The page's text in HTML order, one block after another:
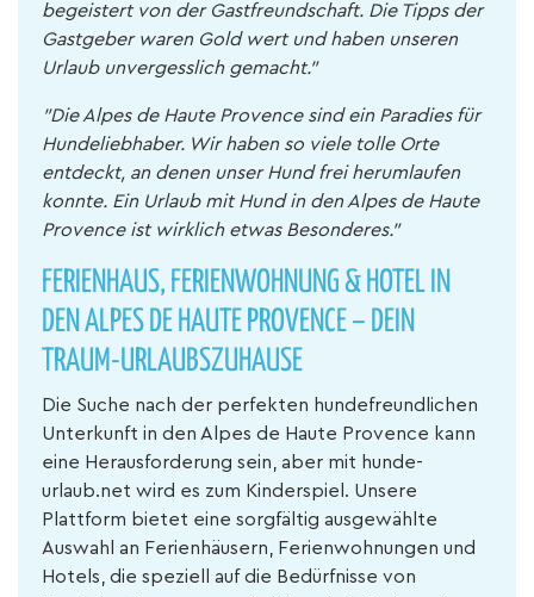
begeistert von der Gastfreundschaft. Die Tipps der
Gastgeber waren Gold wert und haben unseren
Urlaub unvergesslich gemacht."
"Die Alpes de Haute Provence sind ein Paradies für
Hundeliebhaber. Wir haben so viele tolle Orte
entdeckt, an denen unser Hund frei herumlaufen
konnte. Ein Urlaub mit Hund in den Alpes de Haute
Provence ist wirklich etwas Besonderes."
FERIENHAUS, FERIENWOHNUNG & HOTEL IN
DEN ALPES DE HAUTE PROVENCE – DEIN
TRAUM-URLAUBSZUHAUSE
Die Suche nach der perfekten hundefreundlichen
Unterkunft in den Alpes de Haute Provence kann
eine Herausforderung sein, aber mit hunde-
urlaub.net wird es zum Kinderspiel. Unsere
Plattform bietet eine sorgfältig ausgewählte
Auswahl an Ferienhäusern, Ferienwohnungen und
Hotels, die speziell auf die Bedürfnisse von